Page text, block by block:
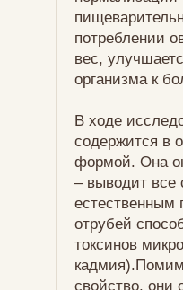
потреблении
вес,
организма к
В ходе
содержится в
формой. Она
– выводит все
естественным
отрубей
токсинов
свойство, они